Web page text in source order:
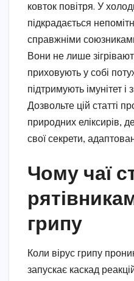
ковток повітря. У
підкрадається
справжніми
Вони не лише
приховують у собі
підтримують імунітет
Дозвольте цій статті
природних еліксирів,
свої секрети,
Чому чаї
грипу
Коли вірус грипу
запускає каскад